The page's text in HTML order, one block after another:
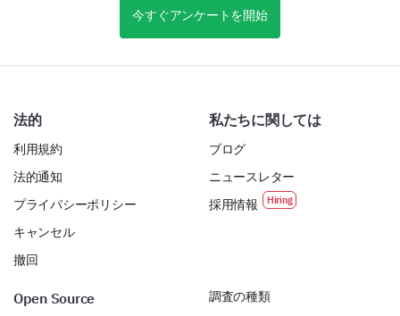
今すぐアンケートを開始
法的
利用規約
法的通知
プライバシーポリシー
キャンセル
撤回
私たちに関しては
ブログ
ニュースレター
採用情報
Open Source 調査の種類